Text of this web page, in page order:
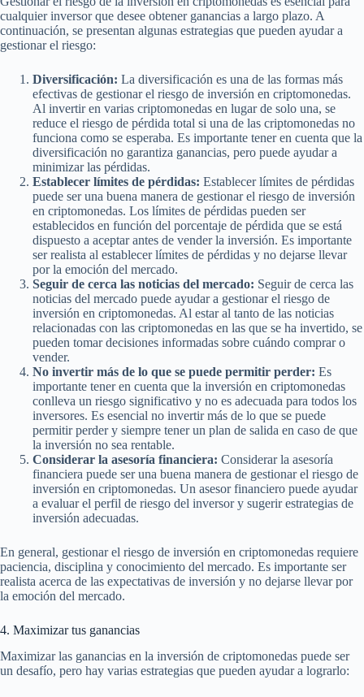
cualquier inversor que desee obtener ganancias a largo plazo. A
continuación, se presentan algunas estrategias que pueden ayudar a
gestionar el riesgo:
Diversificación: La diversificación es una de las formas más
efectivas de gestionar el riesgo de inversión en criptomonedas.
Al invertir en varias criptomonedas en lugar de solo una, se
reduce el riesgo de pérdida total si una de las criptomonedas no
funciona como se esperaba. Es importante tener en cuenta que la
diversificación no garantiza ganancias, pero puede ayudar a
minimizar las pérdidas.
Establecer límites de pérdidas: Establecer límites de pérdidas
puede ser una buena manera de gestionar el riesgo de inversión
en criptomonedas. Los límites de pérdidas pueden ser
establecidos en función del porcentaje de pérdida que se está
dispuesto a aceptar antes de vender la inversión. Es importante
ser realista al establecer límites de pérdidas y no dejarse llevar
por la emoción del mercado.
Seguir de cerca las noticias del mercado: Seguir de cerca las
noticias del mercado puede ayudar a gestionar el riesgo de
inversión en criptomonedas. Al estar al tanto de las noticias
relacionadas con las criptomonedas en las que se ha invertido, se
pueden tomar decisiones informadas sobre cuándo comprar o
vender.
No invertir más de lo que se puede permitir perder: Es
importante tener en cuenta que la inversión en criptomonedas
conlleva un riesgo significativo y no es adecuada para todos los
inversores. Es esencial no invertir más de lo que se puede
permitir perder y siempre tener un plan de salida en caso de que
la inversión no sea rentable.
Considerar la asesoría financiera: Considerar la asesoría
financiera puede ser una buena manera de gestionar el riesgo de
inversión en criptomonedas. Un asesor financiero puede ayudar
a evaluar el perfil de riesgo del inversor y sugerir estrategias de
inversión adecuadas.
En general, gestionar el riesgo de inversión en criptomonedas requiere
paciencia, disciplina y conocimiento del mercado. Es importante ser
realista acerca de las expectativas de inversión y no dejarse llevar por
la emoción del mercado.
4. Maximizar tus ganancias
Maximizar las ganancias en la inversión de criptomonedas puede ser
un desafío, pero hay varias estrategias que pueden ayudar a lograrlo: